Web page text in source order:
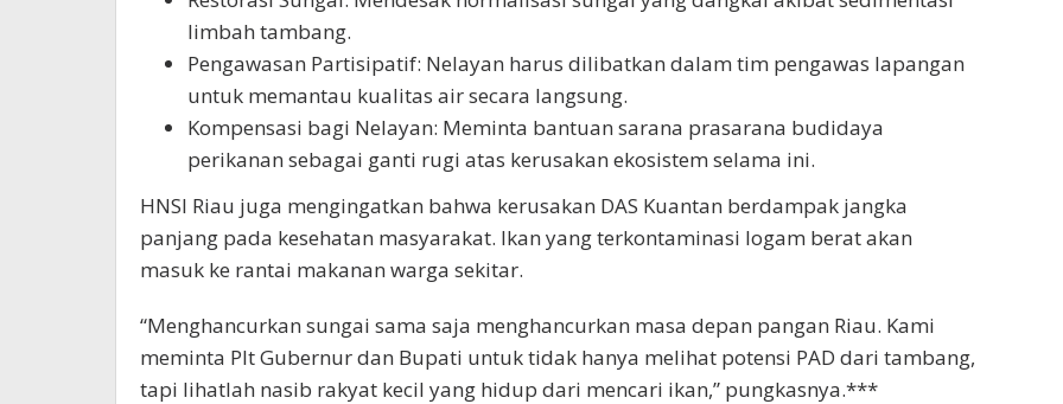
limbah tambang.
Pengawasan Partisipatif: Nelayan harus dilibatkan dalam tim pengawas lapangan
untuk memantau kualitas air secara langsung.
Kompensasi bagi Nelayan: Meminta bantuan sarana prasarana budidaya
perikanan sebagai ganti rugi atas kerusakan ekosistem selama ini.
HNSI Riau juga mengingatkan bahwa kerusakan DAS Kuantan berdampak jangka
panjang pada kesehatan masyarakat. Ikan yang terkontaminasi logam berat akan
masuk ke rantai makanan warga sekitar.
“Menghancurkan sungai sama saja menghancurkan masa depan pangan Riau. Kami
meminta Plt Gubernur dan Bupati untuk tidak hanya melihat potensi PAD dari tambang,
tapi lihatlah nasib rakyat kecil yang hidup dari mencari ikan,” pungkasnya.***